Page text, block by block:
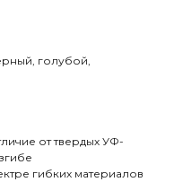
голубой,
от твердых УФ-
гибких материалов